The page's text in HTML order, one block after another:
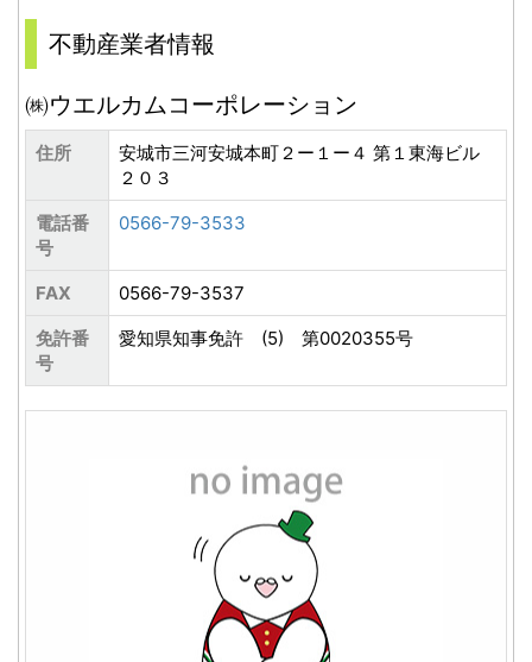
不動産業者情報
㈱ウエルカムコーポレーション
住所
安城市三河安城本町２ー１ー４ 第１東海ビル
２０３
電話番
号
0566-79-3533
FAX
0566-79-3537
免許番
号
愛知県知事免許 (5) 第0020355号